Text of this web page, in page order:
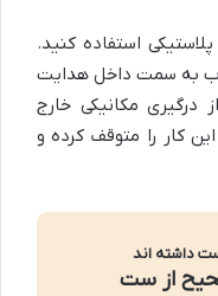
استفاده کنید.
به سمت داخل هدایت
درگیری مکانیکی خارج
کار را متوقف کرده و
داشته اند
از ست